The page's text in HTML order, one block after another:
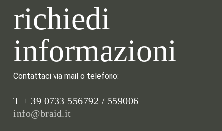
richiedi
informazioni
Contattaci via mail o telefono:
T + 39 0733 556792 / 559006
info@braid.it